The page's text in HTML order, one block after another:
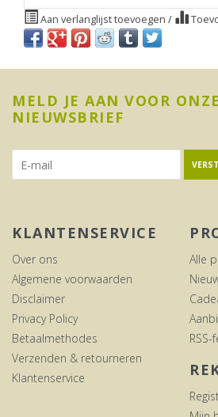
Aan verlanglijst toevoegen /
MELD JE AAN VOOR ONZE
NIEUWSBRIEF
KLANTENSERVICE
Over ons
Algemene voorwaarden
Disclaimer
Privacy Policy
Betaalmethodes
Verzenden & retourneren
Klantenservice
Alle
RSS-